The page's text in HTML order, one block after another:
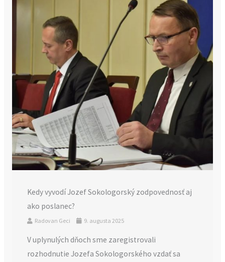
Kedy vyvodí Jozef Sokologorský zodpovednosť aj
ako poslanec?
Radovan Geci 9. augusta 2025
V uplynulých dňoch sme zaregistrovali
rozhodnutie Jozefa Sokologorského vzdať sa